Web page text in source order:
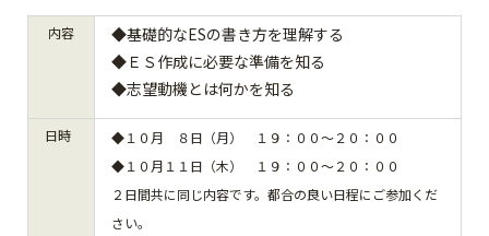
内容
◆基礎的なESの書き方を理解する
◆ＥＳ作成に必要な準備を知る
◆志望動機とは何かを知る
日時
◆１０月 ８日（月） １９：００～２０：００
◆１０月１１日（木） １９：００～２０：００
２日間共に同じ内容です。都合の良い日程にご参加くだ
さい。